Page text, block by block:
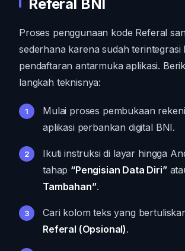
Referal BNI
Proses penggunaan kode Referal
sederhana karena sudah terintegrasi
pendaftaran antarmuka aplikasi.
langkah teknisnya:
Mulai proses pembukaan
aplikasi perbankan digital BNI.
Ikuti instruksi di layar hingga
tahap “Pengisian Data Diri”
Tambahan”.
Cari kolom teks yang
Referal (Opsional).